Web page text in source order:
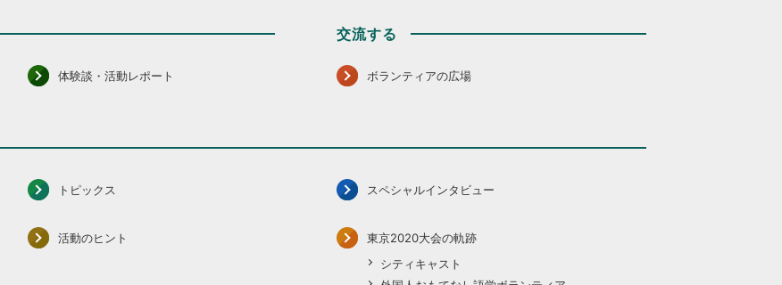
体験談・活動レポート
交流する
ボランティアの広場
トピックス スペシャルインタビュー
活動のヒント
東京2020大会の軌跡
シティキャスト